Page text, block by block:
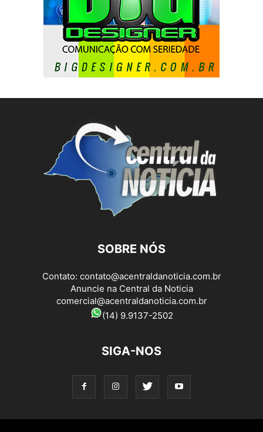
SOBRE NÓS
Contato: contato@acentraldanoticia.com.br
Anuncie na Central da Noticia
comercial@acentraldanoticia.com.br
(14) 9.9137-2502
SIGA-NOS